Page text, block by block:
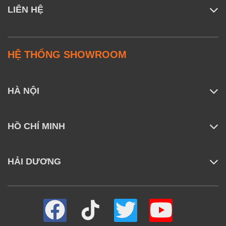
LIÊN HỆ
HỆ THỐNG SHOWROOM
HÀ NỘI
HỒ CHÍ MINH
HẢI DƯƠNG